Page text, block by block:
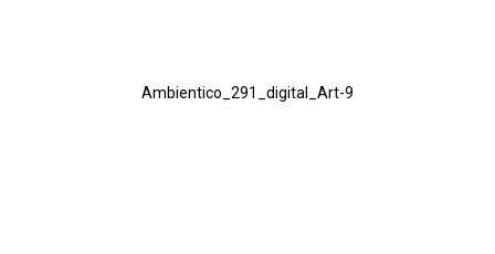
Ambientico_291_digital_Art-9